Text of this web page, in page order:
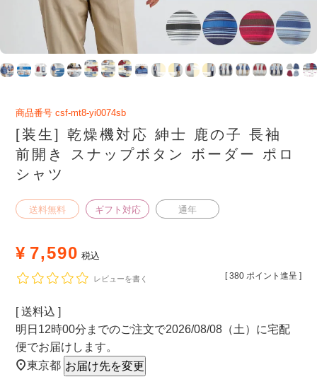
商品番号 csf-mt8-yi0074sb
[装生] 乾燥機対応 紳士 鹿の子 長袖
前開き スナップボタン ボーダー ポロ
シャツ
送料無料 ギフト対応 通年
¥ 7,590 税込
[ 380 ポイント進呈 ]
レビューを書く
送料込
明日 12時00分 までのご注文で2026/08/08（土） に宅配
便でお届けします。
東京都 お届け先を変更